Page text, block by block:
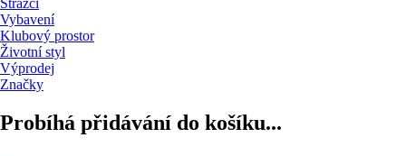
Strážci
Vybavení
Klubový prostor
Životní styl
Výprodej
Značky
Probíhá přidávání do košíku...